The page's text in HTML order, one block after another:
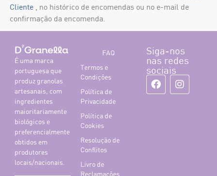
Cliente , no histórico de encomendas ou no e-mail de
confirmação da encomenda.
D'Granella
É uma marca
portuguesa que
produz granolas
artesanais, com
ingredientes
maioritariamente
biológicos e
preferencialmente
obtidos em
produtores
locais/nacionais.
FAQ
Termos e
Condições
Política de
Privacidade
Política de
Cookies
Resolução de
Conflitos
Livro de
Reclamações
Siga-nos
nas redes
sociais